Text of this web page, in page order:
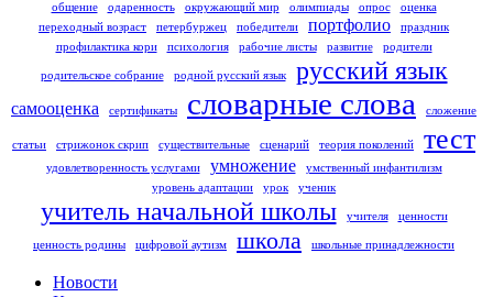
общение одаренность окружающий мир олимпиады опрос
оценка
переходный возраст
петербуржец победители портфолио
праздник
профилактика кори
психология рабочие листы развитие родители
родительское собрание родной русский язык русский язык
самооценка сертификаты словарные слова сложение
статьи стрижонок скрип существительные сценарий теория поколений тест
удовлетворенность услугами умножение
умственный инфантилизм
уровень адаптации
урок ученик
учитель начальной школы учителя ценности
ценность родины цифровой аутизм школа школьные принадлежности
Новости